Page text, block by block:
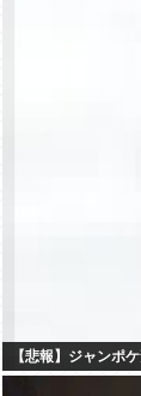
【悲報】ジャンポ